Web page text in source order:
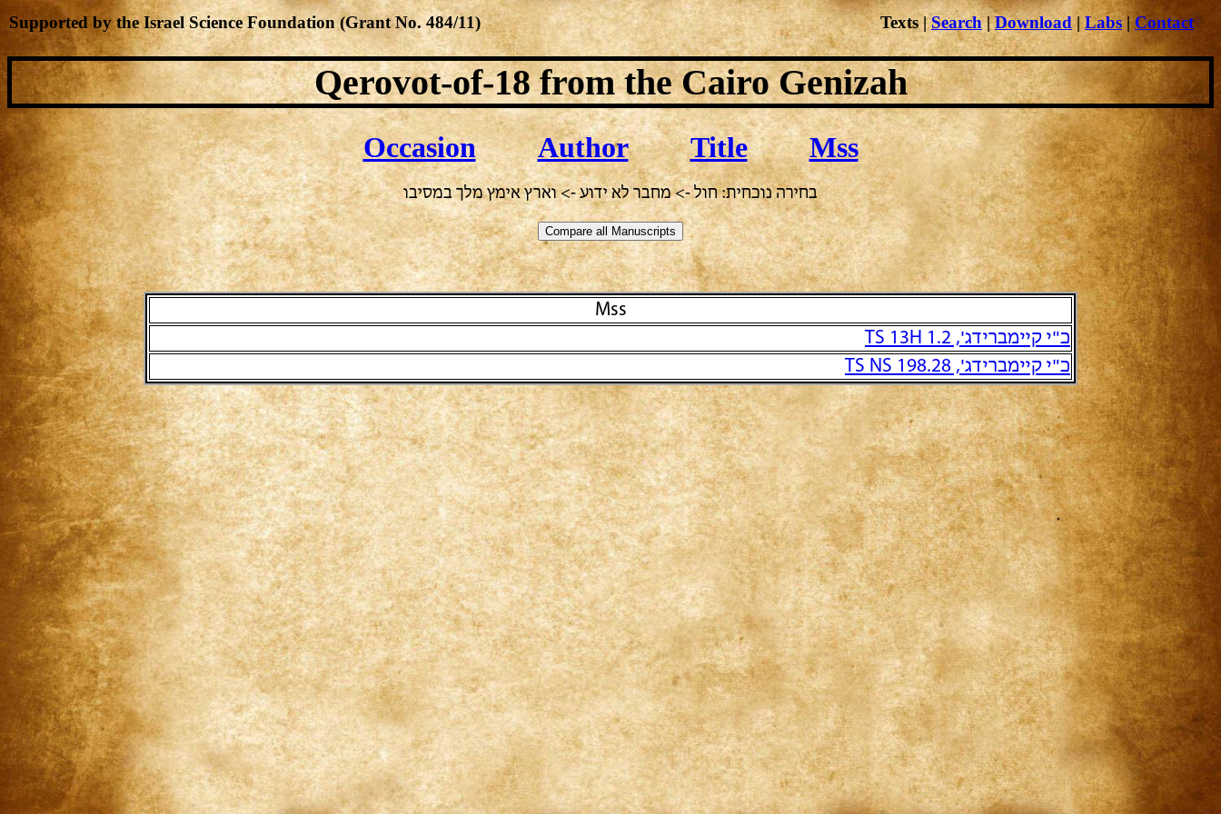
Qerovot-of-18from the Cairo Genizah
Occasion Author Title Mss
בחירה נוכחית: חול -> מחבר לא ידוע -> וארץ אימץ מלך במסיבו
Mss
כ"י קיימברידג', TS 13H 1.2
כ"י קיימברידג', TS NS 198.28
Texts|Search|Download|Labs | Contact
Supported by the Israel Science Foundation (Grant No. 484/11)